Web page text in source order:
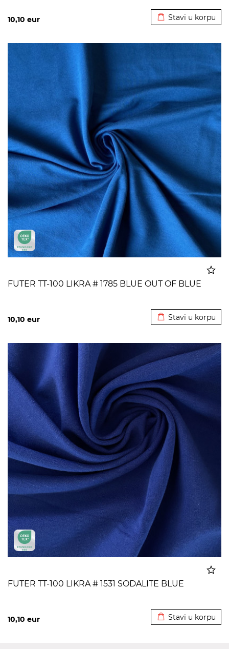
10,10 eur Stavi u korpu
FUTER TT-100 LIKRA # 1785 BLUE OUT OF BLUE
10,10 eur Stavi u korpu
FUTER TT-100 LIKRA # 1531 SODALITE BLUE
10,10 eur Stavi u korpu